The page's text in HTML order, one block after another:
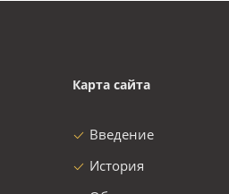
Карта сайта
Введение
История